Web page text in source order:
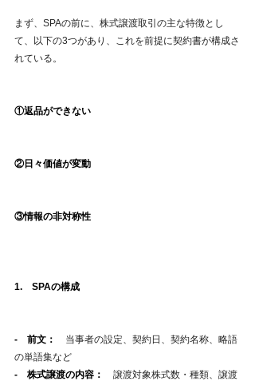
まず、SPAの前に、株式譲渡取引の主な特徴とし
て、以下の3つがあり、これを前提に契約書が構成さ
れている。
①返品ができない
②日々価値が変動
③情報の非対称性
1.　SPAの構成
-　前文： 当事者の設定、契約日、契約名称、略語
の単語集など
-　株式譲渡の内容： 譲渡対象株式数・種類、譲渡